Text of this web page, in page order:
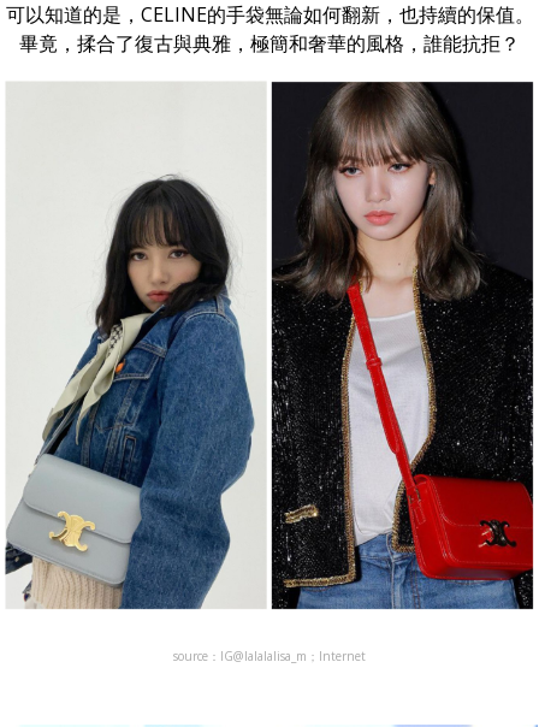
可以知道的是，CELINE的手袋無論如何翻新，也持續的保值。
畢竟，揉合了復古與典雅，極簡和奢華的風格，誰能抗拒？
source：IG@lalalalisa_m；Internet